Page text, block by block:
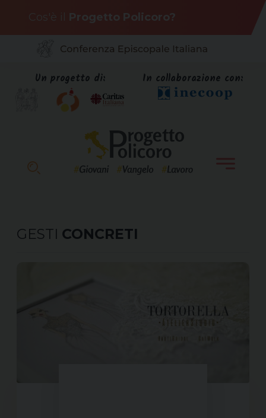
content
Cos'è il Progetto Policoro?
Un progetto di: In collaborazione con:
GESTI CONCRETI